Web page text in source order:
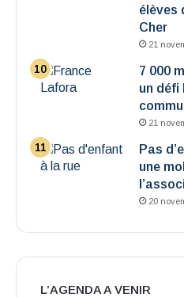
élèves
Cher
21
7 000
un défi
21
Pas
une
20
L’AGENDA A VENIR